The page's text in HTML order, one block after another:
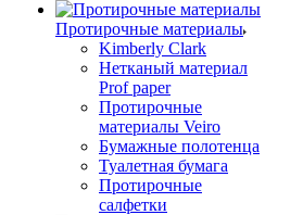
Протирочные материалы
Kimberly Clark
Нетканый материал
Prof paper
Протирочные
материалы Veiro
Бумажные полотенца
Туалетная бумага
Протирочные
салфетки